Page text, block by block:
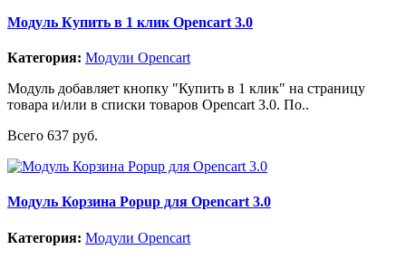
Модуль Купить в 1 клик Opencart 3.0
Категория: Модули Opencart
Модуль добавляет кнопку "Купить в 1 клик" на страницу
товара и/или в списки товаров Opencart 3.0. По..
Всего 637 руб.
Модуль Корзина Popup для Opencart 3.0
Категория: Модули Opencart